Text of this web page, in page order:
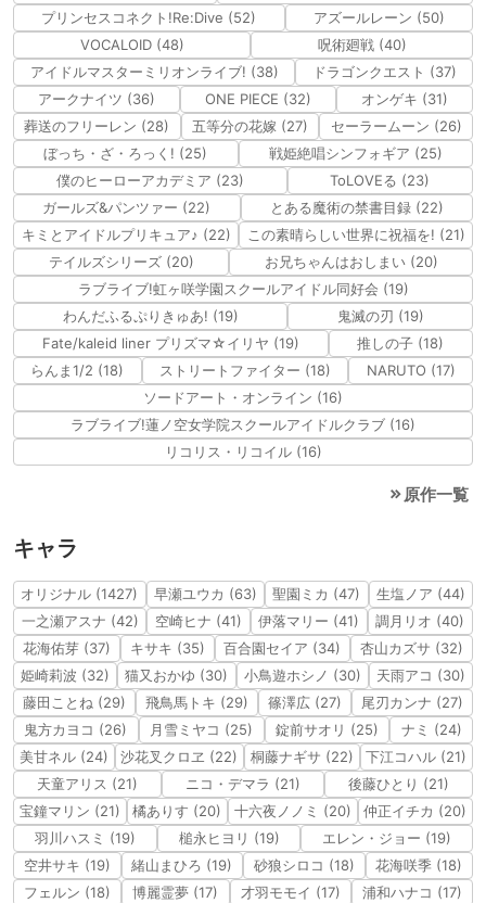
プリンセスコネクト!Re:Dive (52)
アズールレーン (50)
VOCALOID (48)
呪術廻戦 (40)
アイドルマスターミリオンライブ! (38)
ドラゴンクエスト (37)
アークナイツ (36)
ONE PIECE (32)
オンゲキ (31)
葬送のフリーレン (28)
五等分の花嫁 (27)
セーラームーン (26)
ぼっち・ざ・ろっく! (25)
戦姫絶唱シンフォギア (25)
僕のヒーローアカデミア (23)
ToLOVEる (23)
ガールズ&パンツァー (22)
とある魔術の禁書目録 (22)
キミとアイドルプリキュア♪ (22)
この素晴らしい世界に祝福を! (21)
テイルズシリーズ (20)
お兄ちゃんはおしまい (20)
ラブライブ!虹ヶ咲学園スクールアイドル同好会 (19)
わんだふるぷりきゅあ! (19)
鬼滅の刃 (19)
Fate/kaleid liner プリズマ☆イリヤ (19)
推しの子 (18)
らんま1/2 (18)
ストリートファイター (18)
NARUTO (17)
ソードアート・オンライン (16)
ラブライブ!蓮ノ空女学院スクールアイドルクラブ (16)
リコリス・リコイル (16)
原作一覧
キャラ
オリジナル (1427) 早瀬ユウカ (63) 聖園ミカ (47)
生塩ノア (44)
一之瀬アスナ (42)
空崎ヒナ (41) 伊落マリー (41)
調月リオ (40)
花海佑芽 (37)
キサキ (35) 百合園セイア (34)
杏山カズサ (32)
姫崎莉波 (32)
猫又おかゆ (30) 小鳥遊ホシノ (30)
天雨アコ (30)
藤田ことね (29)
飛鳥馬トキ (29) 篠澤広 (27)
尾刃カンナ (27)
鬼方カヨコ (26)
月雪ミヤコ (25) 錠前サオリ (25)
ナミ (24)
美甘ネル (24)
沙花叉クロヱ (22) 桐藤ナギサ (22)
下江コハル (21)
天童アリス (21)
ニコ・デマラ (21)
後藤ひとり (21)
宝鐘マリン (21)
橘ありす (20) 十六夜ノノミ (20)
仲正イチカ (20)
羽川ハスミ (19)
槌永ヒヨリ (19)
エレン・ジョー (19)
空井サキ (19)
緒山まひろ (19) 砂狼シロコ (18)
花海咲季 (18)
フェルン (18)
博麗霊夢 (17) 才羽モモイ (17)
浦和ハナコ (17)